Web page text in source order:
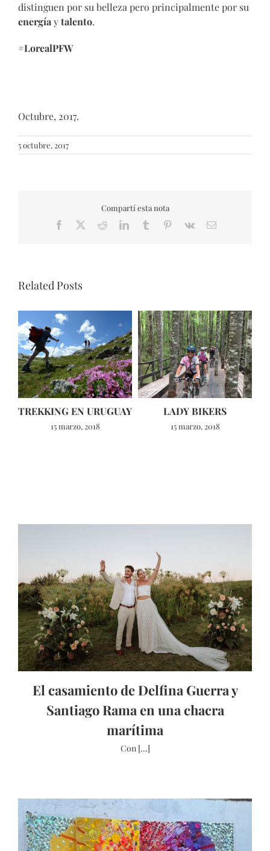
distinguen por su belleza pero principalmente por su
energía ytalento.
#LorealPFW
Octubre, 2017.
5 octubre, 2017
Compartí esta nota
Facebook RedditLinkedInTumblr Pinterest
Vk Email
Related Posts
TREKKING EN URUGUAY
15 marzo, 2018
LADY BIKERS
15 marzo, 2018
El casamiento de Delfina Guerra y
Santiago Rama en una chacra
marítima
Con [...]